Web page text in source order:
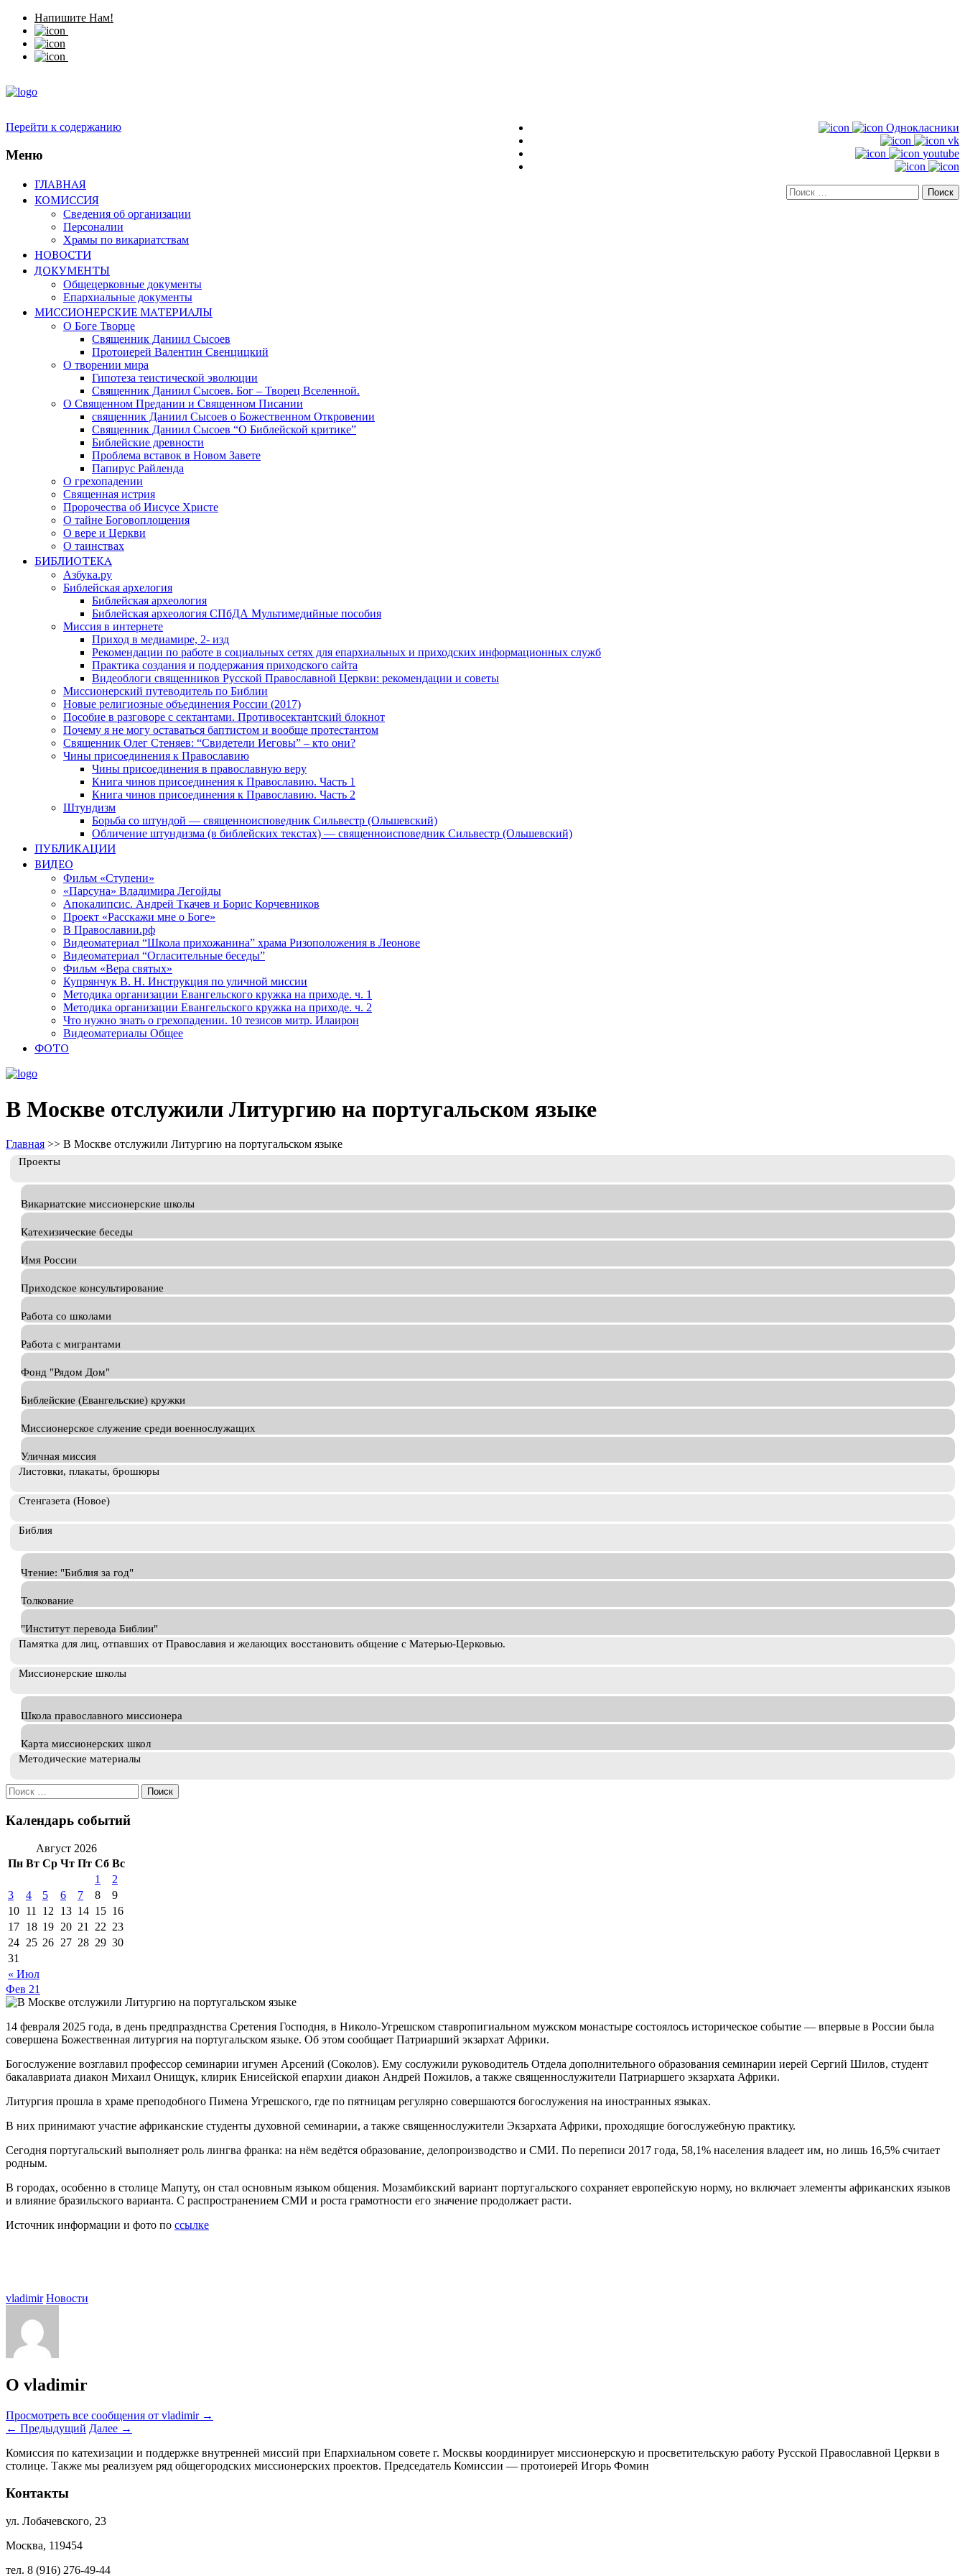
Напишите Нам!
Однокласники
vk
youtube
Искать:
Перейти к содержанию
Меню
ГЛАВНАЯ
КОМИССИЯ
Сведения об организации
Персоналии
Храмы по викариатствам
НОВОСТИ
ДОКУМЕНТЫ
Общецерковные документы
Епархиальные документы
МИССИОНЕРСКИЕ МАТЕРИАЛЫ
О Боге Творце
Священник Даниил Сысоев
Протоиерей Валентин Свенцицкий
О творении мира
Гипотеза теистической эволюции
Священник Даниил Сысоев. Бог – Творец Вселенной.
О Священном Предании и Священном Писании
священник Даниил Сысоев о Божественном Откровении
Священник Даниил Сысоев “О Библейской критике”
Библейские древности
Проблема вставок в Новом Завете
Папирус Райленда
О грехопадении
Священная истрия
Пророчества об Иисусе Христе
О тайне Боговоплощения
О вере и Церкви
О таинствах
БИБЛИОТЕКА
Азбука.ру
Библейская архелогия
Библейская археология
Библейская археология СПбДА Мультимедийные пособия
Миссия в интернете
Приход в медиамире, 2- изд
Рекомендации по работе в социальных сетях для епархиальных и приходских информационных служб
Практика создания и поддержания приходского сайта
Видеоблоги священников Русской Православной Церкви: рекомендации и советы
Миссионерский путеводитель по Библии
Новые религиозные объединения России (2017)
Пособие в разговоре с сектантами. Противосектантский блокнот
Почему я не могу оставаться баптистом и вообще протестантом
Священник Олег Стеняев: “Свидетели Иеговы” – кто они?
Чины присоединения к Православию
Чины присоединения в православную веру
Книга чинов присоединения к Православию. Часть 1
Книга чинов присоединения к Православию. Часть 2
Штундизм
Борьба со штундой — священноисповедник Сильвестр (Ольшевский)
Обличение штундизма (в библейских текстах) — священноисповедник Сильвестр (Ольшевский)
ПУБЛИКАЦИИ
ВИДЕО
Фильм «Ступени»
«Парсуна» Владимира Легойды
Апокалипсис. Андрей Ткачев и Борис Корчевников
Проект «Расскажи мне о Боге»
В Православии.рф
Видеоматериал “Школа прихожанина” храма Ризоположения в Леонове
Видеоматериал “Огласительные беседы”
Фильм «Вера святых»
Купрянчук В. Н. Инструкция по уличной миссии
Методика организации Евангельского кружка на приходе. ч. 1
Методика организации Евангельского кружка на приходе. ч. 2
Что нужно знать о грехопадении. 10 тезисов митр. Илаирон
Видеоматериалы Общее
ФОТО
В Москве отслужили Литургию на португальском языке
Главная >> В Москве отслужили Литургию на португальском языке
Проекты
Викариатские миссионерские школы
Катехизические беседы
Имя России
Приходское консультирование
Работа со школами
Работа с мигрантами
Фонд "Рядом Дом"
Библейские (Евангельские) кружки
Миссионерское служение среди военнослужащих
Уличная миссия
Листовки, плакаты, брошюры
Стенгазета (Новое)
Библия
Чтение: "Библия за год"
Толкование
"Институт перевода Библии"
Памятка для лиц, отпавших от Православия и желающих восстановить общение с Матерью-Церковью.
Миссионерские школы
Школа православного миссионера
Карта миссионерских школ
Методические материалы
Искать:
Календарь событий
Август 2026
Пн Вт Ср Чт Пт Сб Вс
« Июл
1
2
3
4 5 6 7 8
9
10 11 12 13 14 15 16
17 18 19 20 21 22 23
24 25 26 27 28 29 30
31
Фев 21
14 февраля 2025 года, в день предпразднства Сретения Господня, в Николо-Угрешском ставропигиальном мужском монастыре состоялось историческое событие — впервые в России была
совершена Божественная литургия на португальском языке. Об этом сообщает Патриарший экзархат Африки.
Богослужение возглавил профессор семинарии игумен Арсений (Соколов). Ему сослужили руководитель Отдела дополнительного образования семинарии иерей Сергий Шилов, студент
бакалавриата диакон Михаил Онищук, клирик Енисейской епархии диакон Андрей Пожилов, а также священнослужители Патриаршего экзархата Африки.
Литургия прошла в храме преподобного Пимена Угрешского, где по пятницам регулярно совершаются богослужения на иностранных языках.
В них принимают участие африканские студенты духовной семинарии, а также священнослужители Экзархата Африки, проходящие богослужебную практику.
Сегодня португальский выполняет роль лингва франка: на нём ведётся образование, делопроизводство и СМИ. По переписи 2017 года, 58,1% населения владеет им, но лишь 16,5% считает
родным.
В городах, особенно в столице Мапуту, он стал основным языком общения. Мозамбикский вариант португальского сохраняет европейскую норму, но включает элементы африканских языков
и влияние бразильского варианта. С распространением СМИ и роста грамотности его значение продолжает расти.
Источник информации и фото по ссылке
vladimir Новости
О vladimir
Просмотреть все сообщения от vladimir →
← Предыдущий Далее →
Комиссия по катехизации и поддержке внутренней миссий при Епархиальном совете г. Москвы координирует миссионерскую и просветительскую работу Русской Православной Церкви в
столице. Также мы реализуем ряд общегородских миссионерских проектов. Председатель Комиссии — протоиерей Игорь Фомин
Контакты
ул. Лобачевского, 23
Москва, 119454
тел. 8 (916) 276-49-44